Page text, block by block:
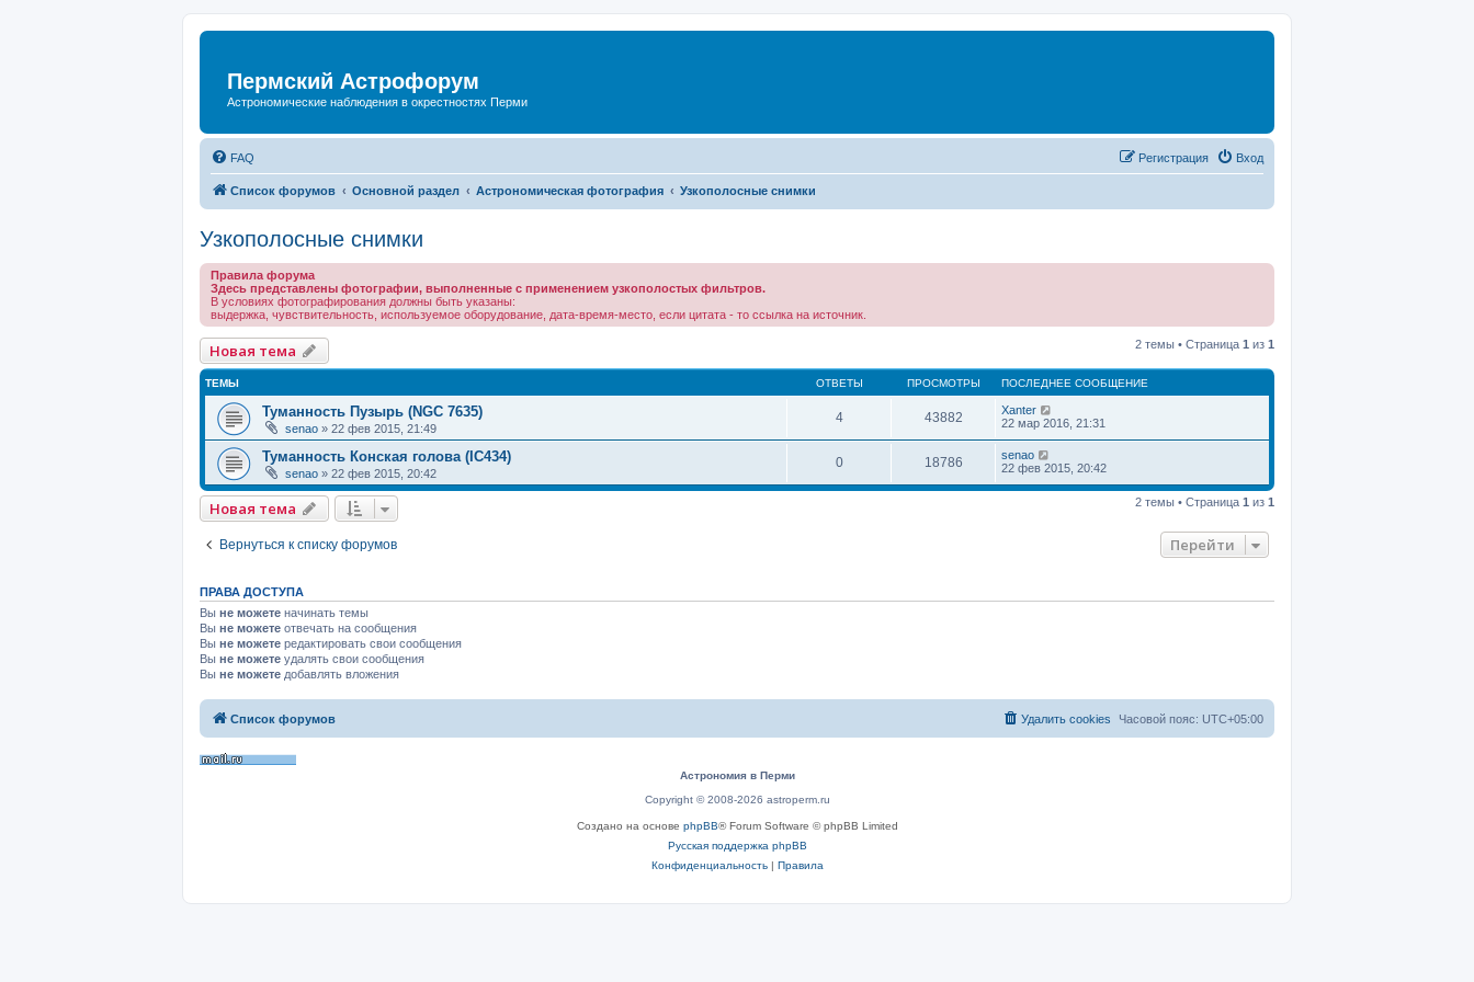
Пермский Астрофорум
Астрономические наблюдения в окрестностях Перми
FAQ Вход
Регистрация
Список форумов Основной раздел Астрономическая фотография Узкополосные снимки
Узкополосные снимки
Правила форума
Здесь представлены фотографии, выполненные с применением узкополостых фильтров.
В условиях фотографирования должны быть указаны:
выдержка, чувствительность, используемое оборудование, дата-время-место, если цитата - то ссылка на источник.
Новая тема 2 темы • Страница 1 из 1
ТЕМЫ ОТВЕТЫ ПРОСМОТРЫ ПОСЛЕДНЕЕ СООБЩЕНИЕ
Туманность Пузырь (NGC 7635)
senao » 22 фев 2015, 21:49
4 43882
Xanter
22 мар 2016, 21:31
Туманность Конская голова (IC434)
senao » 22 фев 2015, 20:42
0 18786
senao
22 фев 2015, 20:42
Новая тема 2 темы • Страница 1 из 1
Вернуться к списку форумов Перейти
ПРАВА ДОСТУПА
Вы не можете начинать темы
Вы не можете отвечать на сообщения
Вы не можете редактировать свои сообщения
Вы не можете удалять свои сообщения
Вы не можете добавлять вложения
Список форумов Часовой пояс: UTC+05:00
Удалить cookies
Астрономия в Перми
Copyright © 2008-2026 astroperm.ru
Создано на основе phpBB® Forum Software © phpBB Limited
Русская поддержка phpBB
Конфиденциальность| Правила